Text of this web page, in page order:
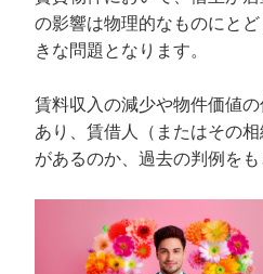
の影響は物理的なものにと
きな問題となります。
賃料収入の減少や物件価値
あり、賃借人（またはその
があるのか、過去の判例をも